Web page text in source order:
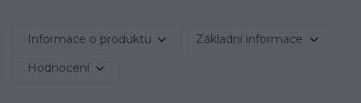
Informace o produktu Základní informace
Hodnocení